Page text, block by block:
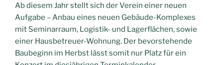
Ab diesem Jahr stellt sich der Verein einer neuen
Aufgabe – Anbau eines neuen Gebäude-Komplexes
mit Seminarraum, Logistik- und Lagerflächen, sowie
einer Hausbetreuer-Wohnung. Der bevorstehende
Baubeginn im Herbst lässt somit nur Platz für ein